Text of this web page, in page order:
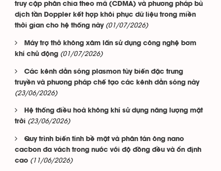
truy cập phân chia theo mã (CDMA) và phương pháp bù
dịch tần Doppler kết hợp khôi phục dữ liệu trong miền
thời gian cho hệ thống này (01/07/2026)
Máy trợ thở không xâm lấn sử dụng công nghệ bơm
khí chủ động (01/07/2026)
Các kênh dẫn sóng plasmon tùy biến đặc trưng
truyền và phương pháp chế tạo các kênh dẫn sóng này
(23/06/2026)
Hệ thống điều hoà không khí sử dụng năng lượng mặt
trời (23/06/2026)
Quy trình biến tính bề mặt và phân tán ông nano
cacbon đa vách trong nước với độ đồng đều và ổn định
cao (11/06/2026)